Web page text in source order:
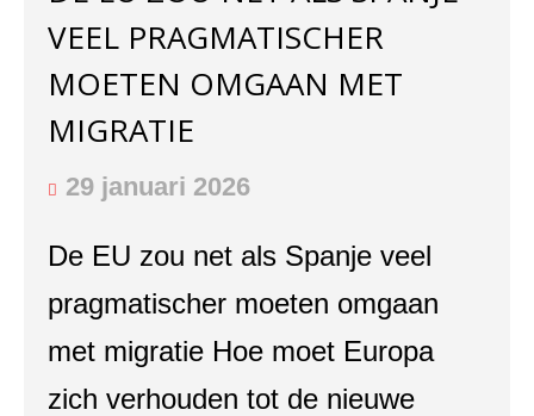
VEEL PRAGMATISCHER
MOETEN OMGAAN MET
MIGRATIE
29 januari 2026
De EU zou net als Spanje veel
pragmatischer moeten omgaan
met migratie Hoe moet Europa
zich verhouden tot de nieuwe